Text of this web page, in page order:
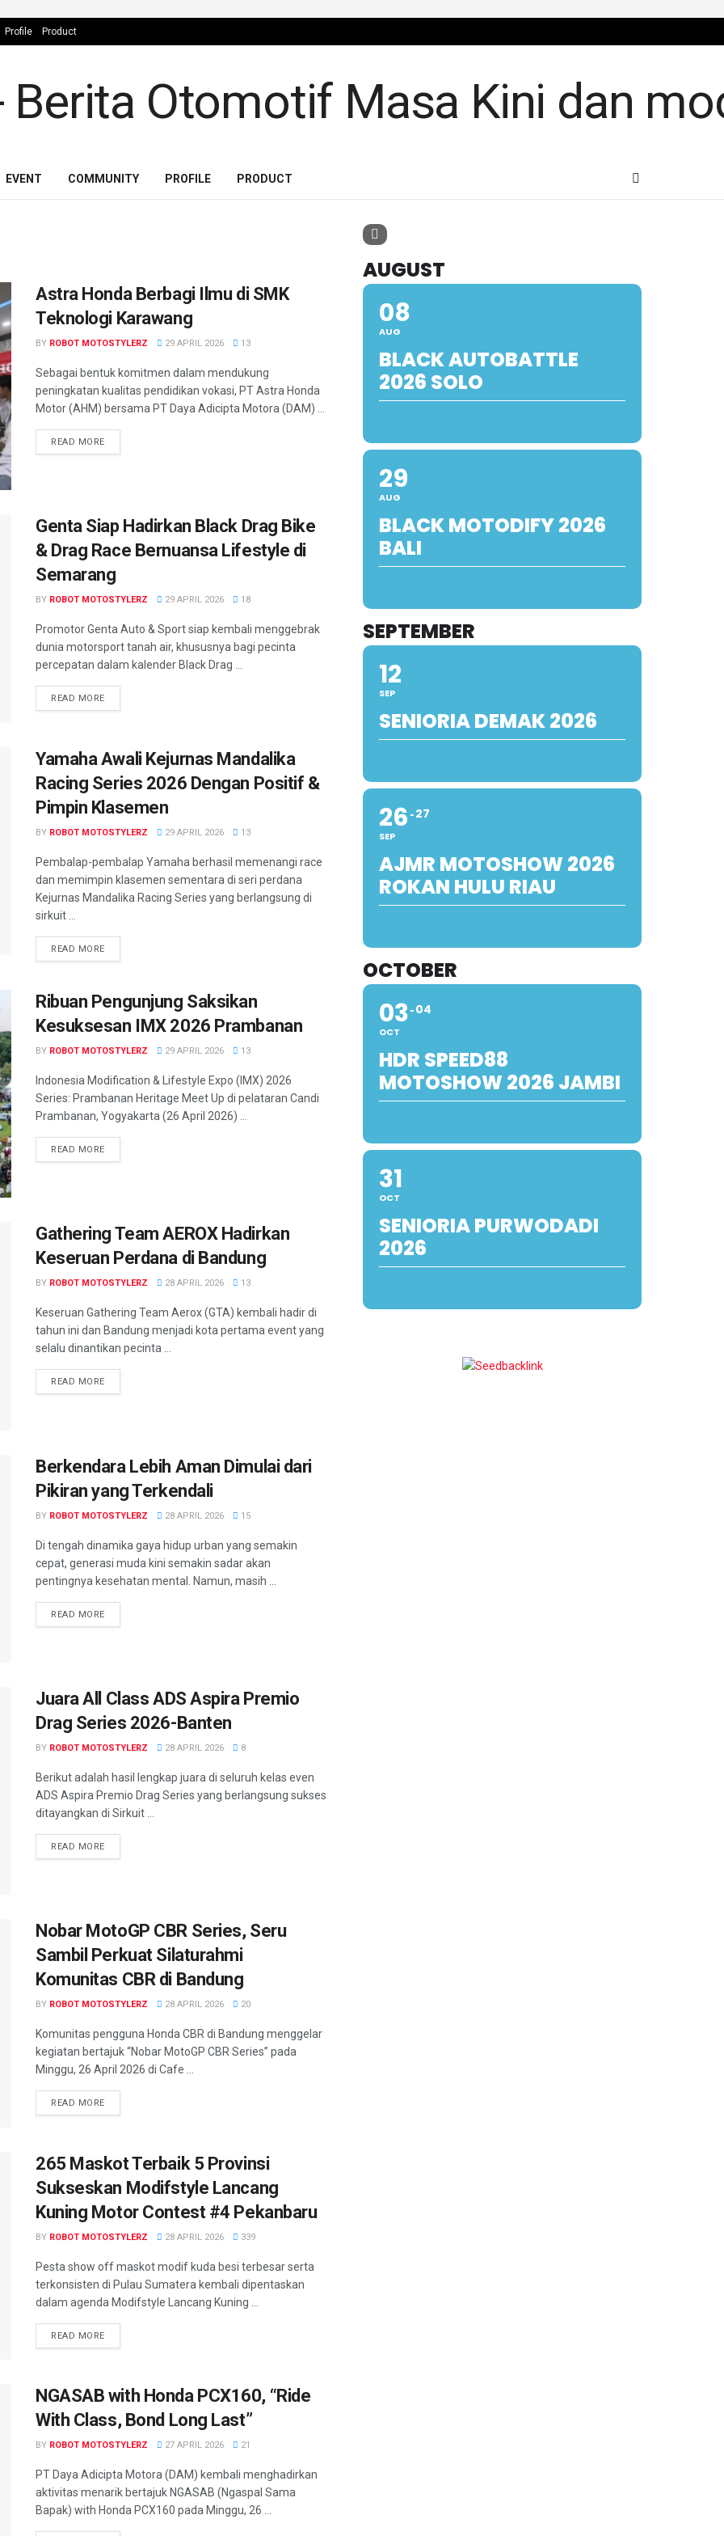
Profile Product
EVENT COMMUNITY PROFILE PRODUCT
Astra Honda Berbagi Ilmu di SMK
Teknologi Karawang
BY ROBOT MOTOSTYLERZ 29 APRIL 2026 13
Sebagai bentuk komitmen dalam mendukung
peningkatan kualitas pendidikan vokasi, PT Astra Honda
Motor (AHM) bersama PT Daya Adicipta Motora (DAM) ...
READ MORE
Genta Siap Hadirkan Black Drag Bike
& Drag Race Bernuansa Lifestyle di
Semarang
BY ROBOT MOTOSTYLERZ 29 APRIL 2026 18
Promotor Genta Auto & Sport siap kembali menggebrak
dunia motorsport tanah air, khususnya bagi pecinta
percepatan dalam kalender Black Drag ...
READ MORE
Yamaha Awali Kejurnas Mandalika
Racing Series 2026 Dengan Positif &
Pimpin Klasemen
BY ROBOT MOTOSTYLERZ 29 APRIL 2026 13
Pembalap-pembalap Yamaha berhasil memenangi race
dan memimpin klasemen sementara di seri perdana
Kejurnas Mandalika Racing Series yang berlangsung di
sirkuit ...
READ MORE
Ribuan Pengunjung Saksikan
Kesuksesan IMX 2026 Prambanan
BY ROBOT MOTOSTYLERZ 29 APRIL 2026 13
Indonesia Modification & Lifestyle Expo (IMX) 2026
Series: Prambanan Heritage Meet Up di pelataran Candi
Prambanan, Yogyakarta (26 April 2026) ...
READ MORE
Gathering Team AEROX Hadirkan
Keseruan Perdana di Bandung
BY ROBOT MOTOSTYLERZ 28 APRIL 2026 13
Keseruan Gathering Team Aerox (GTA) kembali hadir di
tahun ini dan Bandung menjadi kota pertama event yang
selalu dinantikan pecinta ...
READ MORE
Berkendara Lebih Aman Dimulai dari
Pikiran yang Terkendali
BY ROBOT MOTOSTYLERZ 28 APRIL 2026 15
Di tengah dinamika gaya hidup urban yang semakin
cepat, generasi muda kini semakin sadar akan
pentingnya kesehatan mental. Namun, masih ...
READ MORE
Juara All Class ADS Aspira Premio
Drag Series 2026-Banten
BY ROBOT MOTOSTYLERZ 28 APRIL 2026 8
Berikut adalah hasil lengkap juara di seluruh kelas even
ADS Aspira Premio Drag Series yang berlangsung sukses
ditayangkan di Sirkuit ...
READ MORE
Nobar MotoGP CBR Series, Seru
Sambil Perkuat Silaturahmi
Komunitas CBR di Bandung
BY ROBOT MOTOSTYLERZ 28 APRIL 2026 20
Komunitas pengguna Honda CBR di Bandung menggelar
kegiatan bertajuk “Nobar MotoGP CBR Series” pada
Minggu, 26 April 2026 di Cafe ...
READ MORE
265 Maskot Terbaik 5 Provinsi
Sukseskan Modifstyle Lancang
Kuning Motor Contest #4 Pekanbaru
BY ROBOT MOTOSTYLERZ 28 APRIL 2026 339
Pesta show off maskot modif kuda besi terbesar serta
terkonsisten di Pulau Sumatera kembali dipentaskan
dalam agenda Modifstyle Lancang Kuning ...
READ MORE
NGASAB with Honda PCX160, “Ride
With Class, Bond Long Last”
BY ROBOT MOTOSTYLERZ 27 APRIL 2026 21
PT Daya Adicipta Motora (DAM) kembali menghadirkan
aktivitas menarik bertajuk NGASAB (Ngaspal Sama
Bapak) with Honda PCX160 pada Minggu, 26 ...
AUGUST
08
AUG
BLACK AUTOBATTLE
2026 SOLO
29
AUG
BLACK MOTODIFY 2026
BALI
SEPTEMBER
12
SEP
SENIORIA DEMAK 2026
26
SEP
27
AJMR MOTOSHOW 2026
ROKAN HULU RIAU
OCTOBER
03
OCT
04
HDR SPEED88
MOTOSHOW 2026 JAMBI
31
OCT
SENIORIA PURWODADI
2026